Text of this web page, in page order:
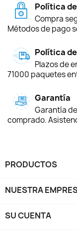
Política
Compra
Métodos de pago
Política
Plazos de
71000 paquetes
Garantía
Garantía
comprado.
PRODUCTOS
NUESTRA
SU CUENTA